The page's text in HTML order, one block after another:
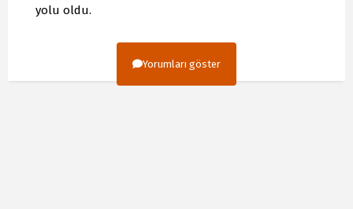
yolu oldu.
Yorumları göster